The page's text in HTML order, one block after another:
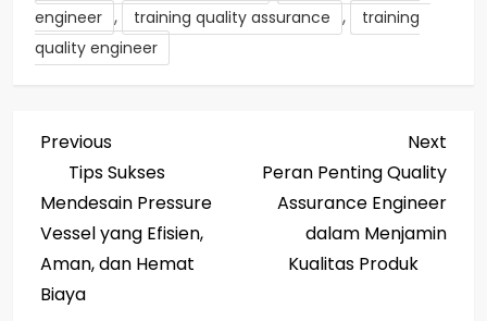
engineer , training quality assurance ,
training
quality engineer
P
o
s
t
Previous
Post
Previous
Tips Sukses
Mendesain Pressure
Vessel yang Efisien,
Aman, dan Hemat
Biaya
Post
Next
Peran Penting Quality
Assurance Engineer
dalam Menjamin
Kualitas Produk